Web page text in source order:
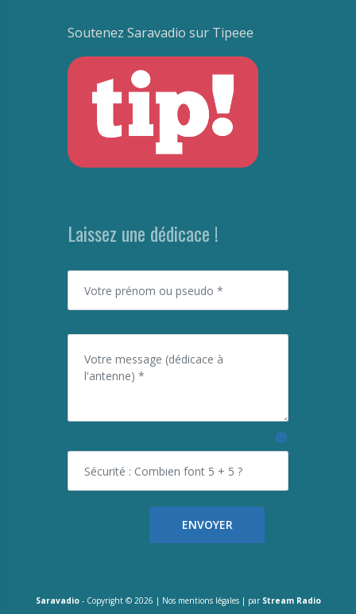
Soutenez Saravadio sur Tipeee
Laissez une dédicace !
Saravadio- Copyright © 2026 | Nos mentions légales| par Stream Radio